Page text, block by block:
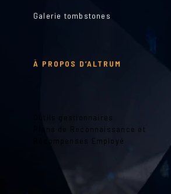
Galerie tombstones
À PROPOS D’ALTRUM
Outils gestionnaires
Plans de Reconnaissance et
Récompenses Employé